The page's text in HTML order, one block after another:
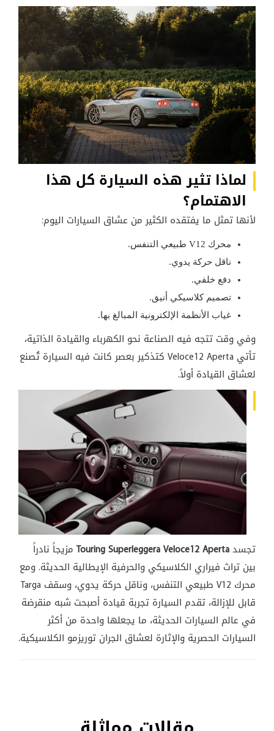
لماذا تثير هذه السيارة كل هذا
الاهتمام؟
لأنها تمثل ما يفتقده الكثير من عشاق السيارات اليوم:
محرك V12 طبيعي التنفس.
ناقل حركة يدوي.
دفع خلفي.
تصميم كلاسيكي أنيق.
غياب الأنظمة الإلكترونية المبالغ بها.
وفي وقت تتجه فيه الصناعة نحو الكهرباء والقيادة الذاتية،
تأتي Veloce12 Aperta كتذكير بعصر كانت فيه السيارة تُصنع
لعشاق القيادة أولاً.
تجسدTouring Superleggera Veloce12 Aperta مزيجاً نادراً
بين تراث فيراري الكلاسيكي والحرفية الإيطالية الحديثة. ومع
محرك V12 طبيعي التنفس، وناقل حركة يدوي، وسقف Targa
قابل للإزالة، تقدم السيارة تجربة قيادة أصبحت شبه منقرضة
في عالم السيارات الحديثة، ما يجعلها واحدة من أكثر
السيارات الحصرية والإثارة لعشاق الجران توريزمو الكلاسيكية.